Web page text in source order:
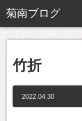
竹折
2022.04.30